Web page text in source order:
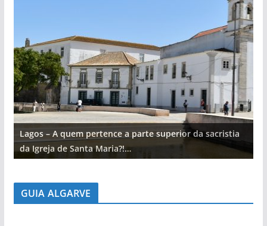
Lagos – A quem pertence a parte superior da sacristia
da Igreja de Santa Maria?!…
GUIA ALGARVE